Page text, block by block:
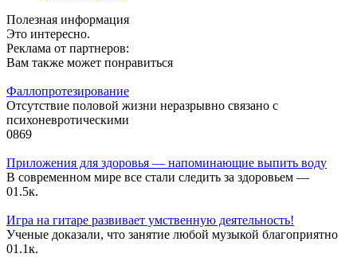
Полезная информация
Это интересно.
Реклама от партнеров:
Вам также может понравиться
Фаллопротезирование
Отсутствие половой жизни неразрывно связано с
психоневротическими
0869
Приложения для здоровья — напоминающие выпить воду
В современном мире все стали следить за здоровьем —
01.5к.
Игра на гитаре развивает умственную деятельность!
Ученые доказали, что занятие любой музыкой благоприятно
01.1к.